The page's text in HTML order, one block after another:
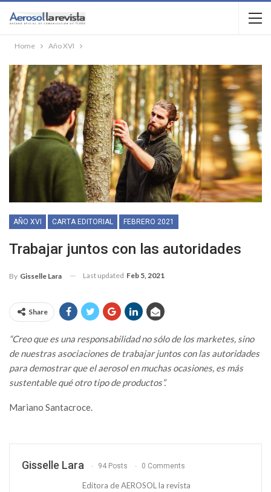
Home Año XVI
AÑO XVI CARTA EDITORIAL FEBRERO 2021
Trabajar juntos con las autoridades
By Gisselle Lara Last updated Feb 5, 2021
Share
“Creo que es una responsabilidad no sólo de los marketes, sino
de nuestras asociaciones de trabajar juntos con las autoridades
para demostrar que el aerosol en muchas ocasiones, es más
sustentable qué otro tipo de productos”.
Mariano Santacroce.
Gisselle Lara 94 Posts 0 Comments
Editora de AEROSOL la revista